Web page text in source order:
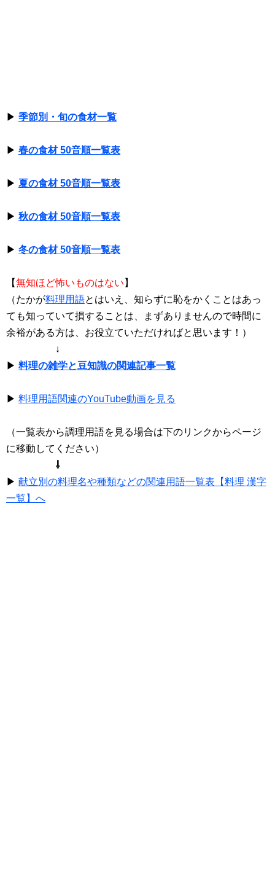
▶ 季節別・旬の食材一覧
▶ 春の食材 50音順一覧表
▶ 夏の食材 50音順一覧表
▶ 秋の食材 50音順一覧表
▶ 冬の食材 50音順一覧表
【無知ほど怖いものはない 】
（たかが料理用語とはいえ、知らずに恥をかくことはあっ
ても知っていて損することは、まずありませんので時間に
余裕がある方は、お役立ていただければと思います！）
↓
▶ 料理の雑学と豆知識の関連記事一覧
▶ 料理用語関連のYouTube動画を見る
（一覧表から調理用語を見る場合は下のリンクからページ
に移動してください）
⇩
▶ 献立別の料理名や種類などの関連用語一覧表【料理 漢字
一覧】へ